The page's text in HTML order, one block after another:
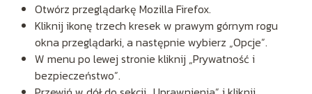
Otwórz przeglądarkę Mozilla Firefox.
Kliknij ikonę trzech kresek w prawym górnym rogu
okna przeglądarki, a następnie wybierz „Opcje”.
W menu po lewej stronie kliknij „Prywatność i
bezpieczeństwo”.